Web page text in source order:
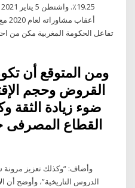
تفاعل الحكومة المغربية مكن من
ومن المتوقع أن
القروض وحجم
ضوء زيادة الثقة
القطاع المصرفى
الدروس التاريخية”، وأوضح أن